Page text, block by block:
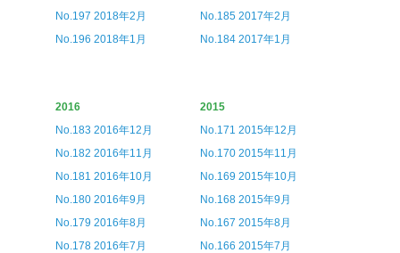
No.197 2018年2月
No.196 2018年1月
No.185 2017年2月
No.184 2017年1月
2016
No.183 2016年12月
No.182 2016年11月
No.181 2016年10月
No.180 2016年9月
No.179 2016年8月
No.178 2016年7月
2015
No.171 2015年12月
No.170 2015年11月
No.169 2015年10月
No.168 2015年9月
No.167 2015年8月
No.166 2015年7月